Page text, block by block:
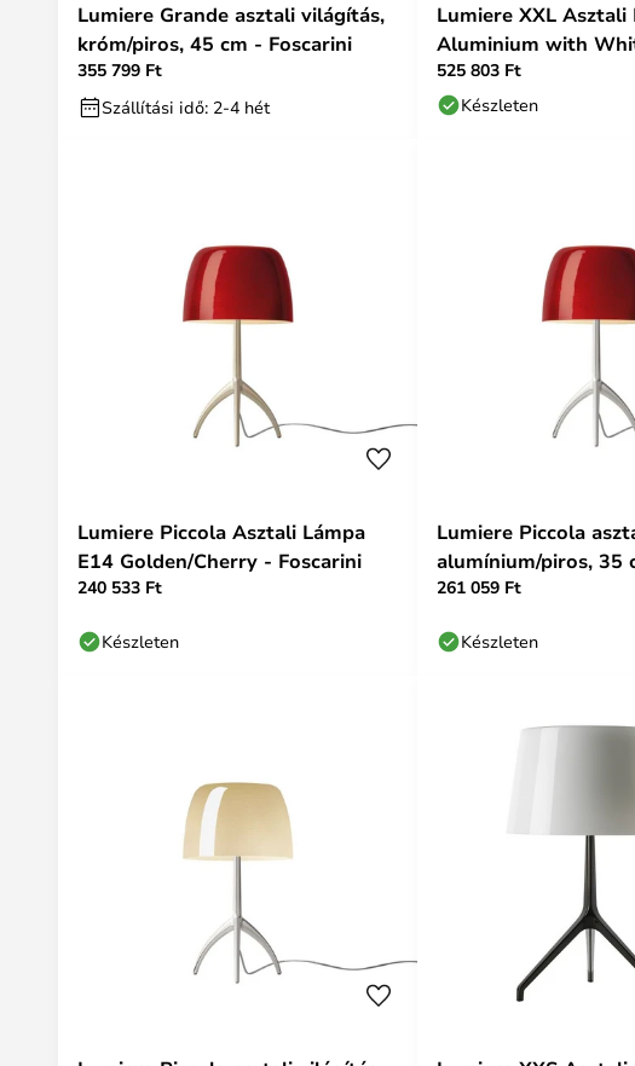
Lumiere Grande asztali világítás,
króm/piros, 45 cm - Foscarini
355 799 Ft
Szállítási idő: 2-4 hét
Lumiere XXL Asztali
Aluminium with
525 803 Ft
Készleten
Lumiere Piccola Asztali Lámpa
E14 Golden/Cherry - Foscarini
240 533 Ft
Készleten
Lumiere Piccola
alumínium/piros, 35
Foscarini
261 059 Ft
Készleten